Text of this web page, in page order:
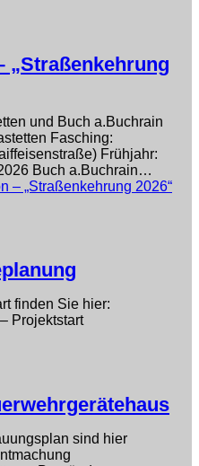
„Straßenkehrung
und Buch a.Buchrain
Fasching:
Frühjahr:
Buch a.Buchrain…
– „Straßenkehrung 2026“
finden Sie hier:
Projektstart
sind hier